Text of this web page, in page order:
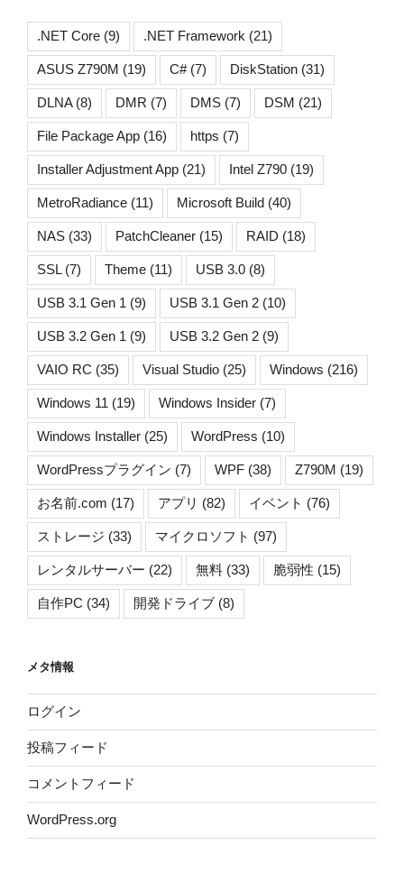
.NET Core (9) .NET Framework (21)
ASUS Z790M (19) C#(7) DiskStation (31)
DLNA(8) DMR (7) DMS (7) DSM (21)
File Package App (16) https (7)
Installer Adjustment App (21) Intel Z790 (19)
MetroRadiance (11) Microsoft Build (40)
NAS (33) PatchCleaner (15) RAID (18)
SSL(7) Theme (11) USB 3.0 (8)
USB 3.1 Gen 1 (9) USB 3.1 Gen 2 (10)
USB 3.2 Gen 1 (9) USB 3.2 Gen 2 (9)
VAIO RC (35) Visual Studio (25) Windows (216)
Windows 11 (19) Windows Insider (7)
Windows Installer (25) WordPress (10)
WordPressプラグイン (7) WPF (38) Z790M (19)
お名前.com (17) アプリ (82) イベント (76)
ストレージ (33) マイクロソフト (97)
レンタルサーバー (22) 無料 (33) 脆弱性 (15)
自作PC (34) 開発ドライブ (8)
メタ情報
ログイン
投稿フィード
コメントフィード
WordPress.org